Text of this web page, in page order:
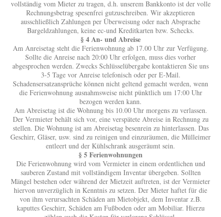
vollständig vom Mieter zu tragen, d.h. unserem Bankkonto ist der volle
Rechnungsbetrag spesenfrei gutzuschreiben. Wir akzeptieren
ausschließlich Zahlungen per Überweisung oder nach Absprache
Bargeldzahlungen, keine ec-und Kreditkarten bzw. Schecks.
§ 4 An- und Abreise
Am Anreisetag steht die Ferienwohnung ab 17.00 Uhr zur Verfügung.
Sollte die Anreise nach 20:00 Uhr erfolgen, muss dies vorher
abgesprochen werden. Zwecks Schlüsselübergabe kontaktieren Sie uns
3-5 Tage vor Anreise telefonisch oder per E-Mail.
Schadensersatzansprüche können nicht geltend gemacht werden, wenn
die Ferienwohnung ausnahmsweise nicht pünktlich um 17:00 Uhr
bezogen werden kann.
Am Abreisetag ist die Wohnung bis 10.00 Uhr morgens zu verlassen.
Der Vermieter behält sich vor, eine verspätete Abreise in Rechnung zu
stellen. Die Wohnung ist am Abreisetag besenrein zu hinterlassen. Das
Geschirr, Gläser, usw. sind zu reinigen und einzuräumen, die Mülleimer
entleert und der Kühlschrank ausgeräumt sein.
§ 5 Ferienwohnungen
Die Ferienwohnung wird vom Vermieter in einem ordentlichen und
sauberen Zustand mit vollständigem Inventar übergeben. Sollten
Mängel bestehen oder während der Mietzeit auftreten, ist der Vermieter
hiervon unverzüglich in Kenntnis zu setzen. Der Mieter haftet für die
von ihm verursachten Schäden am Mietobjekt, dem Inventar z.B.
kaputtes Geschirr, Schäden am Fußboden oder am Mobiliar. Hierzu